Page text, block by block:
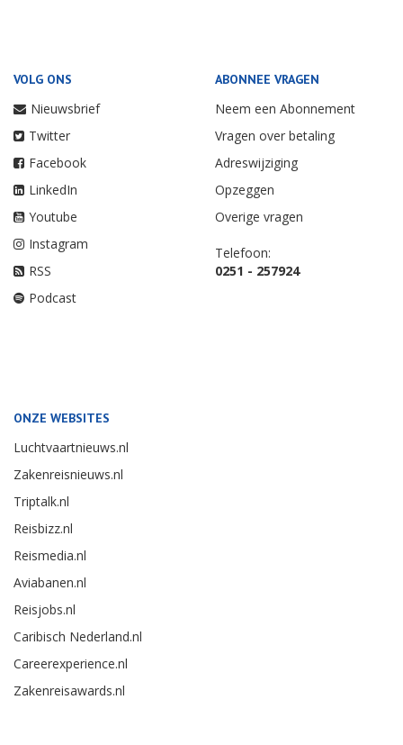
VOLG ONS
Nieuwsbrief
Twitter
Facebook
LinkedIn
Youtube
Instagram
RSS
Podcast
ABONNEE VRAGEN
Neem een Abonnement
Vragen over betaling
Adreswijziging
Opzeggen
Overige vragen
Telefoon:
0251 - 257924
ONZE WEBSITES
Luchtvaartnieuws.nl
Zakenreisnieuws.nl
Triptalk.nl
Reisbizz.nl
Reismedia.nl
Aviabanen.nl
Reisjobs.nl
Caribisch Nederland.nl
Careerexperience.nl
Zakenreisawards.nl